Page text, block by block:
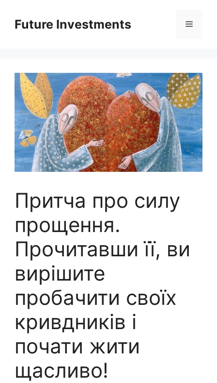
вмістуFuture Investments Меню
Притча про силу
прощення.
Прочитавши її, ви
вирішите
пробачити своїх
кривдників і
почати жити
щасливо!